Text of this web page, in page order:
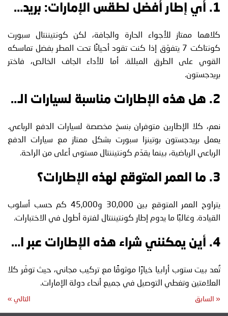
1. أي إطار أفضل لطقس الإمارات: بريدجستون بوتينزا سبورت أم كونتيننتال سبورت كونتاكت 7؟
كلاهما ممتاز للأجواء الحارة والجافة، لكن كونتيننتال سبورت
كونتاكت 7 يتفوّق إذا كنت تقود أحيانًا تحت المطر بفضل تماسكه
القوي على الطرق المبللة. أما للأداء الجاف الخالص، فاختر
بريدجستون.
2. هل هذه الإطارات مناسبة لسيارات الدفع الرباعي في الإمارات؟
نعم، كلا الإطارين متوفران بنسخ مخصصة لسيارات الدفع الرباعي.
يعمل بريدجستون بوتينزا سبورت بشكل ممتاز مع سيارات الدفع
الرباعي الرياضية، بينما يقدّم كونتيننتال مستوى أعلى من الراحة.
3. ما العمر المتوقع لهذه الإطارات؟
يتراوح العمر المتوقع بين 30,000 و45,000 كم حسب أسلوب
القيادة. وغالبًا ما يدوم إطار كونتيننتال لفترة أطول في الاختبارات.
4. أين يمكنني شراء هذه الإطارات عبر الإنترنت في الإمارات؟
تُعد بيت ستوب أرابيا خيارًا موثوقًا مع تركيب مجاني، حيث توفّر كلا
العلامتين وتغطي التوصيل في جميع أنحاء دولة الإمارات.
« السابق التالي »